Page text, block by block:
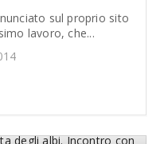
sul proprio sito
lavoro, che...